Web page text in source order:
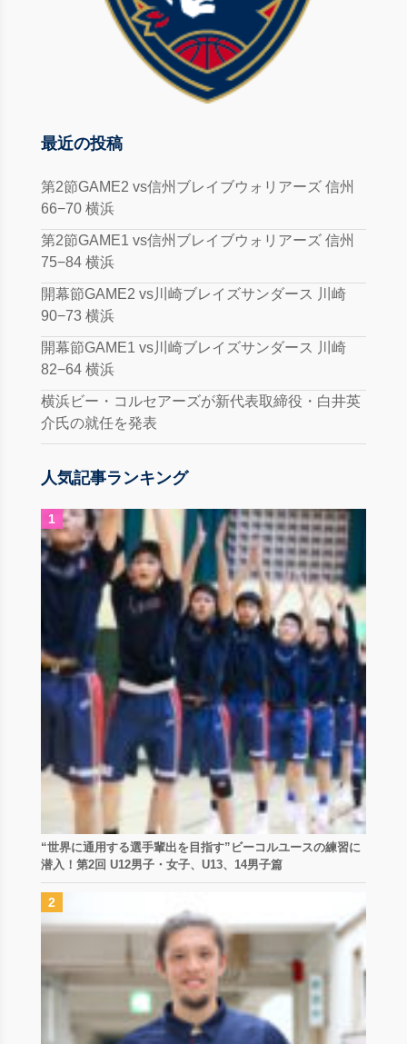
最近の投稿
第2節GAME2 vs信州ブレイブウォリアーズ 信州
66−70 横浜
第2節GAME1 vs信州ブレイブウォリアーズ 信州
75−84 横浜
開幕節GAME2 vs川崎ブレイズサンダース 川崎
90−73 横浜
開幕節GAME1 vs川崎ブレイズサンダース 川崎
82−64 横浜
横浜ビー・コルセアーズが新代表取締役・白井英
介氏の就任を発表
人気記事ランキング
“世界に通用する選手輩出を目指す”ビーコルユースの練習に
潜入！第2回 U12男子・女子、U13、14男子篇